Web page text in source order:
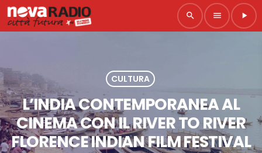
search menu play_arrow
CULTURA
L’INDIA CONTEMPORANEA AL
CINEMA CON IL RIVER TO RIVER
FLORENCE INDIAN FILM FESTIVAL